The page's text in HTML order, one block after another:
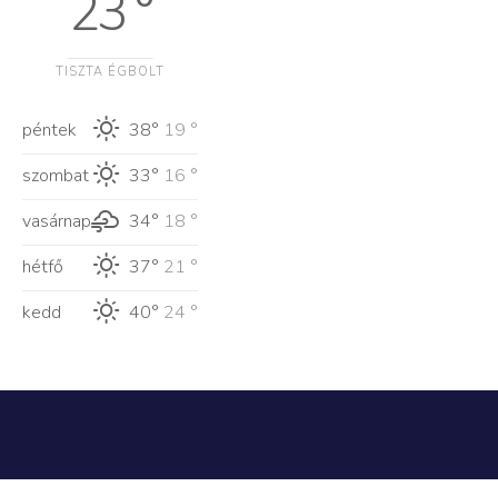
TISZTA ÉGBOLT
péntek 38° 19 °
szombat
33° 16 °
vasárnap
34° 18 °
hétfő
37° 21 °
kedd
40° 24 °